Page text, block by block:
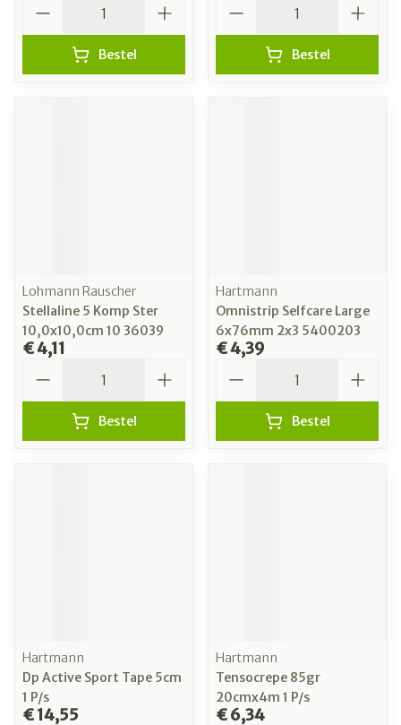
Bestel Bestel
Lohmann Rauscher
Stellaline 5 Komp Ster
10,0x10,0cm 10 36039
€ 4,11
Bestel
Hartmann
Omnistrip Selfcare Large
6x76mm 2x3 5400203
€ 4,39
Bestel
Hartmann
Dp Active Sport Tape 5cm
1 P/s
€ 14,55
Hartmann
Tensocrepe 85gr
20cmx4m 1 P/s
€ 6,34